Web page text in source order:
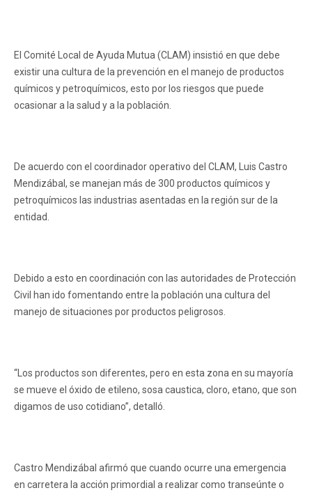
El Comité Local de Ayuda Mutua (CLAM) insistió en que debe
existir una cultura de la prevención en el manejo de productos
químicos y petroquímicos, esto por los riesgos que puede
ocasionar a la salud y a la población.
De acuerdo con el coordinador operativo del CLAM, Luis Castro
Mendizábal, se manejan más de 300 productos químicos y
petroquímicos las industrias asentadas en la región sur de la
entidad.
Debido a esto en coordinación con las autoridades de Protección
Civil han ido fomentando entre la población una cultura del
manejo de situaciones por productos peligrosos.
“Los productos son diferentes, pero en esta zona en su mayoría
se mueve el óxido de etileno, sosa caustica, cloro, etano, que son
digamos de uso cotidiano”, detalló.
Castro Mendizábal afirmó que cuando ocurre una emergencia
en carretera la acción primordial a realizar como transeúnte o